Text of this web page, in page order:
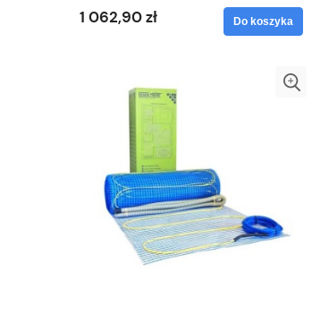
1 062,90 zł Do koszyka